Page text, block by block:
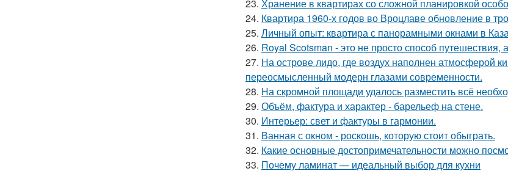
23. Хранение в квартирах со сложной планировкой
24. Квартира 1960-х годов во Вроцлаве обновление в
25. Личный опыт: квартира с панорамными окнами в
26. Royal Scotsman - это не просто способ
27. На острове лидо, где воздух наполнен атмосферой
переосмысленный модерн глазами современности.
28. На скромной площади удалось разместить всё
29. Объём, фактура и характер - барельеф на стене.
30. Интерьер: свет и фактуры в гармонии.
31. Ванная с окном - роскошь, которую стоит обыграть.
32. Какие основные достопримечательности можно
33. Почему ламинат — идеальный выбор для кухни